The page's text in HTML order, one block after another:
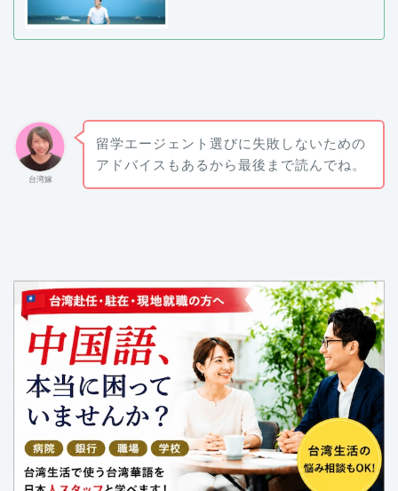
台湾嫁
留学エージェント選びに失敗しないための
アドバイスもあるから最後まで読んでね。